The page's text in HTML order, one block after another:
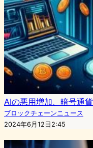
AIの悪用増加、暗号通
ブロックチェーンニュース
2024年6月12日2:45